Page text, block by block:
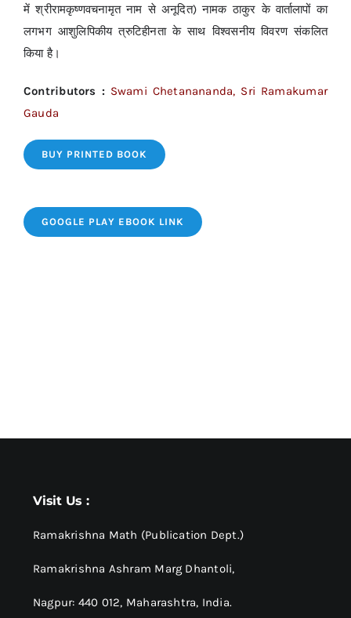
में श्रीरामकृष्णवचनामृत नाम से अनूदित) नामक ठाकुर के वार्तालापों का
लगभग आशुलिपिकीय त्रुटिहीनता के साथ विश्वसनीय विवरण संकलित
किया है।
Contributors : Swami Chetanananda, Sri Ramakumar
Gauda
BUY PRINTED BOOK
GOOGLE PLAY EBOOK LINK
Visit Us :
Ramakrishna Math (Publication Dept.)
Ramakrishna Ashram Marg Dhantoli,
Nagpur: 440 012, Maharashtra, India.